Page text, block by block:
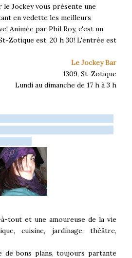
le Jockey vous présente une
en vedette les meilleurs
Animée par Phil Roy, c'est un
Zotique est, 20 h 30! L'entrée est
Le Jockey Bar
1309, St-Zotique
Lundi au dimanche de 17 h à 3 h
tout et une amoureuse de la vie
cuisine, jardinage, théâtre,
de bons plans, toujours partante